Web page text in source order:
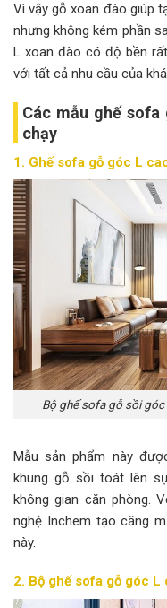
Vì vậy gỗ xoan đào giúp
nhưng không kém phần
L xoan đào có độ bền
với tất cả nhu cầu của
Các mẫu ghế
chạy
1. Ghế sofa gỗ góc L
Bộ ghế sofa gỗ sồi
Mẫu sản phẩm này
khung gỗ sồi toát lên
không gian căn phòng.
nghệ Inchem tạo căng
này.
2. Bộ ghế sofa gỗ góc L